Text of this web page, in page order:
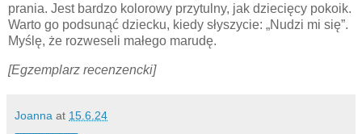
prania. Jest bardzo kolorowy przytulny, jak dziecięcy pokoik.
Warto go podsunąć dziecku, kiedy słyszycie: „Nudzi mi się”.
Myślę, że rozweseli małego marudę.
[Egzemplarz recenzencki]
Joanna at 15.6.24